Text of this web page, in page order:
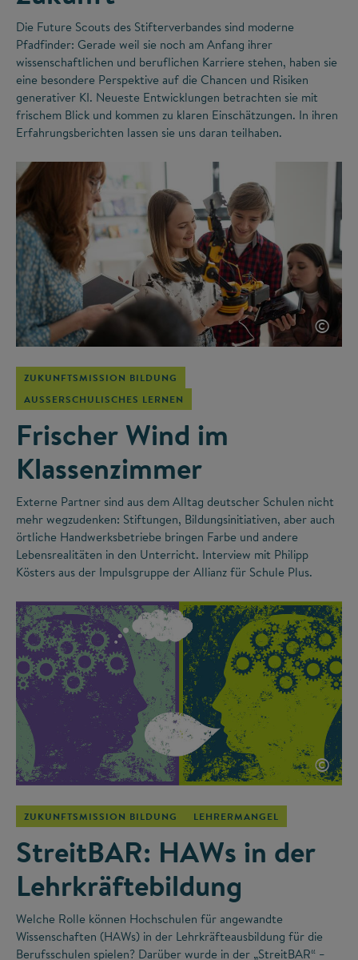
Die Future Scouts des Stifterverbandes sind moderne
Pfadfinder: Gerade weil sie noch am Anfang ihrer
wissenschaftlichen und beruflichen Karriere stehen, haben sie
eine besondere Perspektive auf die Chancen und Risiken
generativer KI. Neueste Entwicklungen betrachten sie mit
frischem Blick und kommen zu klaren Einschätzungen. In ihren
Erfahrungsberichten lassen sie uns daran teilhaben.
©
ZUKUNFTSMISSION BILDUNG
AUSSERSCHULISCHES LERNEN
Frischer Wind im
Klassenzimmer
Externe Partner sind aus dem Alltag deutscher Schulen nicht
mehr wegzudenken: Stiftungen, Bildungsinitiativen, aber auch
örtliche Handwerksbetriebe bringen Farbe und andere
Lebensrealitäten in den Unterricht. Interview mit Philipp
Kösters aus der Impulsgruppe der Allianz für Schule Plus.
©
ZUKUNFTSMISSION BILDUNG LEHRERMANGEL
StreitBAR: HAWs in der
Lehrkräftebildung
Welche Rolle können Hochschulen für angewandte
Wissenschaften (HAWs) in der Lehrkräfteausbildung für die
Berufsschulen spielen? Darüber wurde in der „StreitBAR“ –